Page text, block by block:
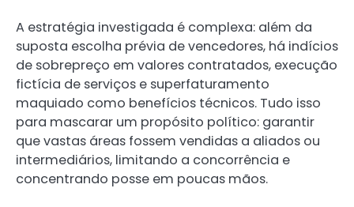
A estratégia investigada é complexa: além da
suposta escolha prévia de vencedores, há indícios
de sobrepreço em valores contratados, execução
fictícia de serviços e superfaturamento
maquiado como benefícios técnicos. Tudo isso
para mascarar um propósito político: garantir
que vastas áreas fossem vendidas a aliados ou
intermediários, limitando a concorrência e
concentrando posse em poucas mãos.